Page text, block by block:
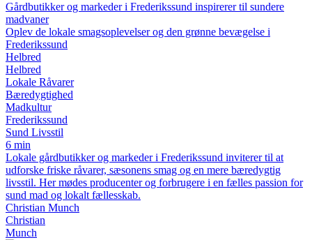
Gårdbutikker og markeder i Frederikssund inspirerer til sundere
madvaner
Oplev de lokale smagsoplevelser og den grønne bevægelse i
Frederikssund
Helbred
Helbred
Lokale Råvarer
Bæredygtighed
Madkultur
Frederikssund
Sund Livsstil
6 min
Lokale gårdbutikker og markeder i Frederikssund inviterer til at
udforske friske råvarer, sæsonens smag og en mere bæredygtig
livsstil. Her mødes producenter og forbrugere i en fælles passion for
sund mad og lokalt fællesskab.
Christian Munch
Christian
Munch